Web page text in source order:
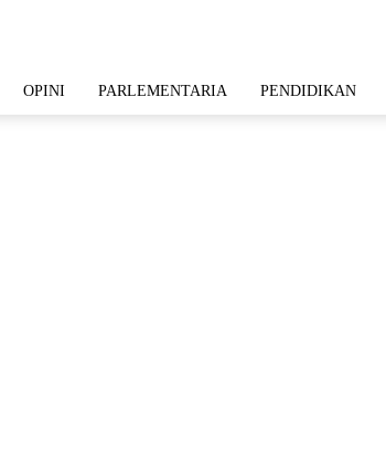
OPINI PARLEMENTARIA PENDIDIKAN